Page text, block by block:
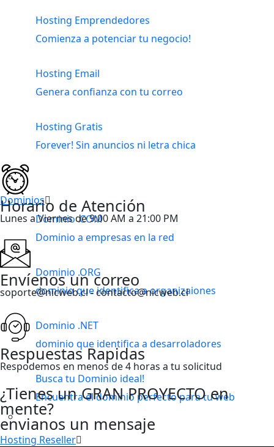
Hosting Emprendedores
Comienza a potenciar tu negocio!
Hosting Email
Genera confianza con tu correo
Hosting Gratis
Forever! Sin anuncios ni letra chica
Dominios
Dominio .COM
Dominio a empresas en la red
Dominio .ORG
dominio que identifica a organizaiones
Dominio .NET
dominio que identifica a desarroladores
Busca tu Dominio ideal!
Encuentra el dominio perfecto para tu web
Hosting Reseller
Horario de Atención
Lunes a Viernes de 9:00 AM a 21:00 PM
Envíenos un correo
soporte@nicweb.cl - contacto@nicweb.cl
Respuestas Rapidas
Respodemos en menos de 4 horas a tu solicitud
¿Tienes un GRAN PROYECTO en
mente?
envianos un mensaje